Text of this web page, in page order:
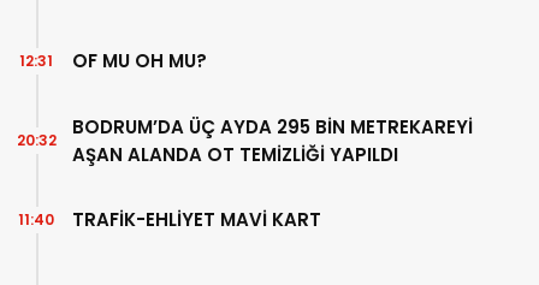
OF MU OH MU?
12:31
BODRUM’DA ÜÇ AYDA 295 BİN METREKAREYİ
AŞAN ALANDA OT TEMİZLİĞİ YAPILDI
20:32
TRAFİK-EHLİYET MAVİ KART
11:40